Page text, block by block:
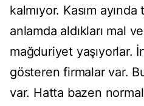
kalmıyor. Kasım
anlamda aldıkları mal
mağduriyet yaşıyorlar.
gösteren firmalar var.
var. Hatta bazen